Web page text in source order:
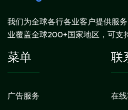
我们为全球各行各业客户提供服
业覆盖全球200+国家地区，可支
菜单
广告服务
联
在